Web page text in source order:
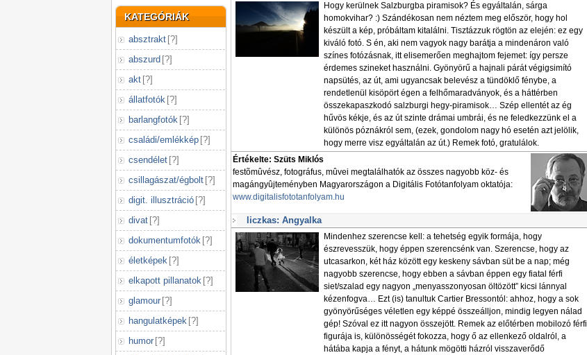
KATEGÓRIÁK
absztrakt [?]
abszurd [?]
akt [?]
állatfotók [?]
barlangfotók [?]
családi/emlékkép [?]
csendélet [?]
csillagászat/égbolt [?]
digit. illusztráció [?]
divat [?]
dokumentumfotók [?]
életképek [?]
elkapott pillanatok [?]
glamour [?]
hangulatképek [?]
humor [?]
Hogy kerülnek Salzburgba piramisok? És egyáltalán, sárga
homokvihar? :) Szándékosan nem néztem meg először, hogy hol
készült a kép, próbáltam kitalálni. Tisztázzuk rögtön az elején: ez egy
kiváló fotó. S én, aki nem vagyok nagy barátja a mindenáron való
színes fotózásnak, itt elisemerően meghajtom fejemet: így persze
érdemes szineket használni. Gyönyörű a hajnali párát végigsimító
napsütés, az út, ami ugyancsak belevész a tündöklő fénybe, a
rendetlenül kisöpört égen a felhőmaradványok, és a háttérben
összekapaszkodó salzburgi hegy-piramisok… Szép ellentét az ég
hűvös kékje, és az út szinte drámai umbrái, és ne feledkezzünk el a
különös póznákról sem, (ezek, gondolom nagy hó esetén azt jelölik,
hogy merre visz egyáltalán az út.) Remek fotó, gratulálok.
Értékelte: Szüts Miklós
festõmûvész, fotográfus, mûvei megtalálhatók az összes nagyobb köz- és
magángyûjteményben Magyarországon a Digitális Fotótanfolyam oktatója:
www.digitalisfototanfolyam.hu
liczkas: Angyalka
Mindenhez szerencse kell: a tehetség egyik formája, hogy
észrevesszük, hogy éppen szerencsénk van. Szerencse, hogy az
utcasarkon, két ház között egy keskeny sávban süt be a nap; még
nagyobb szerencse, hogy ebben a sávban éppen egy fiatal férfi
siet/szalad egy nagyon „menyasszonyosan öltözött” kicsi lánnyal
kézenfogva… Ezt (is) tanultuk Cartier Bressontól: ahhoz, hogy a sok
gyönyörűséges véletlen egy képpé összeálljon, mindig legyen nálad
gép! Szóval ez itt nagyon összejött. Remek az előtérben mobilozó férfi
figurája is, különösségét fokozza, hogy ő az ellenkező oldalról, a
hátába kapja a fényt, a hátunk mögötti házról visszaverődő